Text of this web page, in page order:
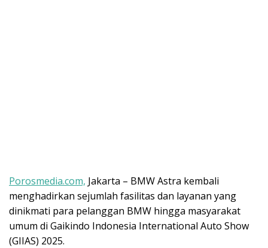
Porosmedia.com, Jakarta – BMW Astra kembali
menghadirkan sejumlah fasilitas dan layanan yang
dinikmati para pelanggan BMW hingga masyarakat
umum di Gaikindo Indonesia International Auto Show
(GIIAS) 2025.